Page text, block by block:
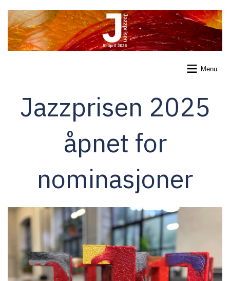
to
main
content
Menu
Jazzprisen 2025
åpnet for
nominasjoner